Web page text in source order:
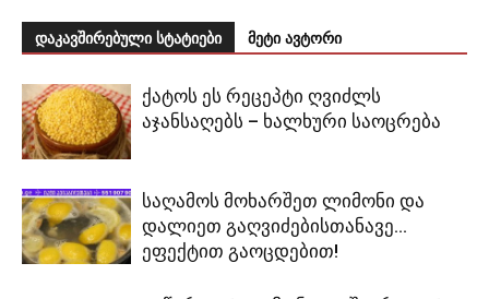
დაკავშირებული სტატიები მეტი ავტორი
ქატოს ეს რეცეპტი ღვიძლს
აჯანსაღებს – ხალხური საოცრება
საღამოს მოხარშეთ ლიმონი და
დალიეთ გაღვიძებისთანავე…
ეფექტით გაოცდებით!